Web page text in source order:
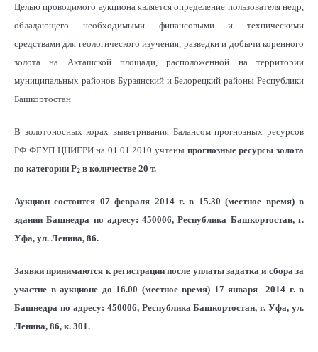
Целью проводимого аукциона является определение пользователя недр,
обладающего необходимыми финансовыми и техническими
средствами для геологического изучения, разведки и добычи коренного
золота на Акташской площади, расположенной на территории
муниципальных районов Бурзянский и Белорецкий районы Республики
Башкортостан
В золотоносных корах выветривания Балансом прогнозных ресурсов
РФ ФГУП ЦНИГРИ на 01.01.2010 учтены прогнозные ресурсы золота
по категории Р2 в количестве 20 т.
Аукцион состоится 07 февраля 2014 г. в 15.30 (местное время)в
здании Башнедра по адресу: 450006, Республика Башкортостан, г.
Уфа, ул. Ленина, 86.
Заявки принимаются к регистрации после уплаты задатка и сбора за
участие в аукционе до 16.00 (местное время) 17 января 2014 г. в
Башнедра по адресу: 450006, Республика Башкортостан, г. Уфа, ул.
Ленина, 86, к. 301.